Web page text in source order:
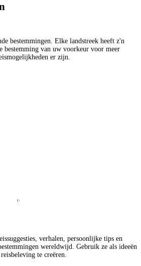
bestemmingen. Elke landstreek heeft z'n
bestemming van uw voorkeur voor meer
er zijn.
verhalen, persoonlijke tips en
wereldwijd. Gebruik ze als ideeën
te creëren.